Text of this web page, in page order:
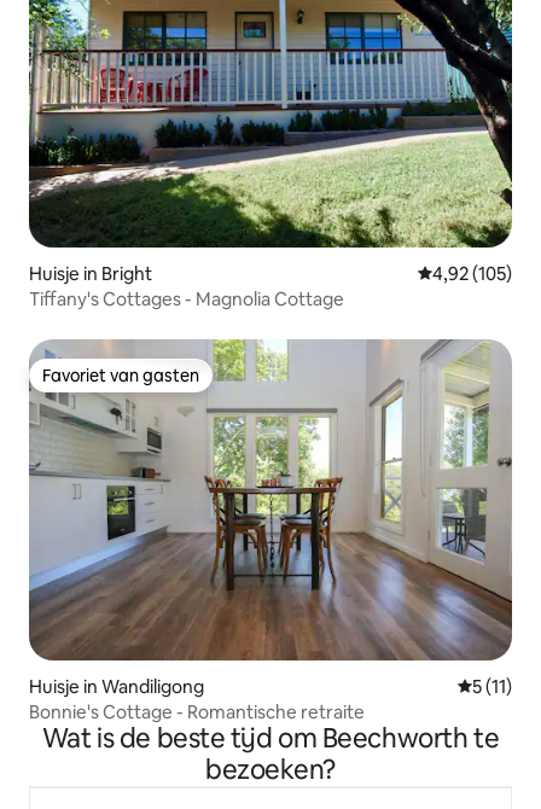
Huisje in Bright Gemiddelde
4,92 (105)
Tiffany's Cottages - Magnolia Cottage
Favoriet van gasten
Favoriet van gasten
Huisje in Wandiligong
5 (11)
Bonnie's Cottage - Romantische retraite
Wat is de beste tijd om Beechworth te
bezoeken?